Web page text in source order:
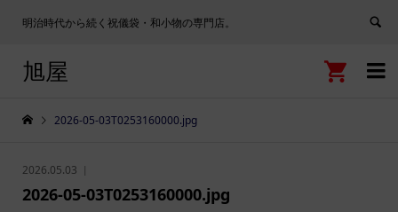
明治時代から続く祝儀袋・和小物の専門店。

旭屋 
2026-05-03T0253160000.jpg
2026.05.03
2026-05-03T0253160000.jpg